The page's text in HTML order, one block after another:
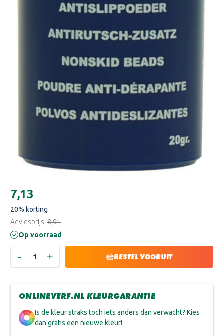
voorraad:
€7,13
20% korting
Adviesprijs: €8,91
Op voorraad
HOEVEELHEID
VAN
ANTISLIPPOEDER
- HOEVEELHEID
VAN
ANTISLIPPOEDER
+ BESTEL VOORUIT
ONLINEVERF.NL KLEURGARANTIE
Is de kleur straks toch iets anders dan verwacht? Kies
dan gratis een nieuwe kleur!